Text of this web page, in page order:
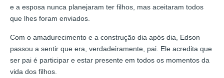
e a esposa nunca planejaram ter filhos, mas aceitaram todos
que lhes foram enviados.
Com o amadurecimento e a construção dia após dia, Edson
passou a sentir que era, verdadeiramente, pai. Ele acredita que
ser pai é participar e estar presente em todos os momentos da
vida dos filhos.